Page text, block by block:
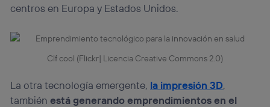
centros en Europa y Estados Unidos.
Clf cool (Flickr| Licencia Creative Commons 2.0)
La otra tecnología emergente, la impresión 3D,
tambiénestá generando emprendimientos en el